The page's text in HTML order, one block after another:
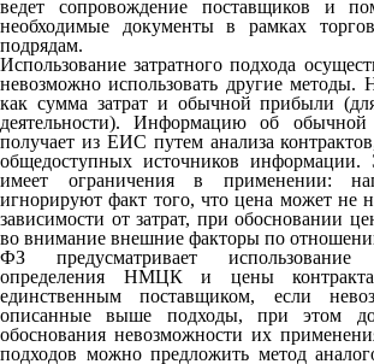
ведет сопровождение поставщиков и
необходимые документы в рамках
подрядам.
Использование затратного подхода
невозможно использовать другие методы.
как сумма затрат и обычной прибыли
деятельности). Информацию об обычной
получает из ЕИС путем анализа
общедоступных источников информации.
имеет ограничения в применении:
игнорируют факт того, что цена может не
зависимости от затрат, при обосновании
во внимание внешние факторы по
ФЗ предусматривает
определения НМЦК и цены
единственным поставщиком, если
описанные выше подходы, при этом
обоснования невозможности их
подходов можно предложить метод